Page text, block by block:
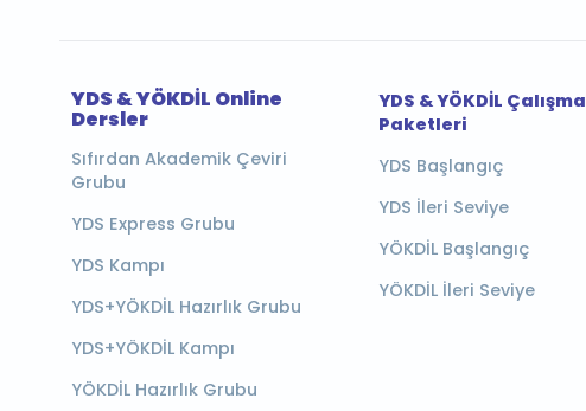
YDS & YÖKDİL Online
Dersler
Sıfırdan Akademik Çeviri
Grubu
YDS Express Grubu
YDS Kampı
YDS+YÖKDİL Hazırlık Grubu
YDS+YÖKDİL Kampı
YÖKDİL Hazırlık Grubu
YDS & YÖKDİL Çalışma
Paketleri
YDS Başlangıç
YDS İleri Seviye
YÖKDİL Başlangıç
YÖKDİL İleri Seviye